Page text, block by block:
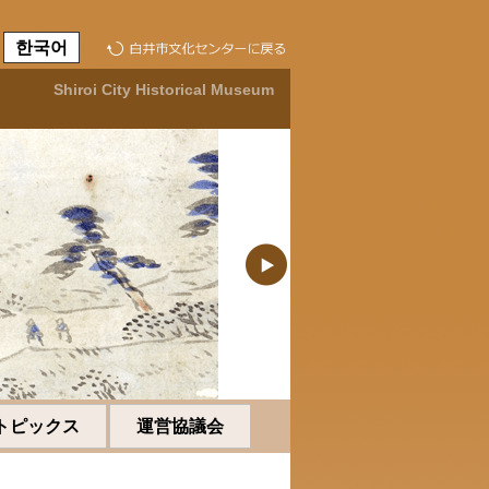
한국어
Shiroi City Historical Museum
ピックス 運営協議会